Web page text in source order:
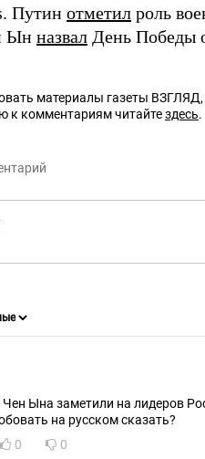
Путин отметил роль
Ын назвал День Победы
материалы газеты ВЗГЛЯД,
к комментариям читайтездесь.
Чен Ына заметили на лидеров
на русском сказать?
0 0